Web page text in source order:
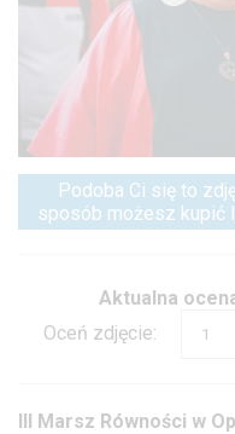
Podoba Ci się to
sposób możesz kupić
Aktualna
Oceń zdjęcie:
III Marsz Równości w